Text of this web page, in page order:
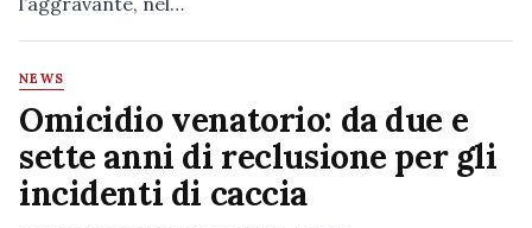
NEWS
Omicidio venatorio: da due e
sette anni di reclusione per gli
incidenti di caccia